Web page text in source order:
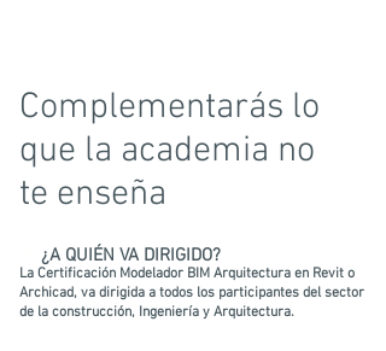
Complementarás lo
que la academia no
te enseña
¿A QUIÉN VA DIRIGIDO?
La Certificación Modelador BIM Arquitectura en Revit o
Archicad, va dirigida a todos los participantes del sector
de la construcción, Ingeniería y Arquitectura.